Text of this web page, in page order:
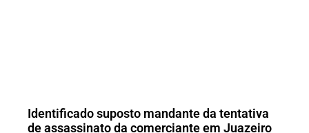
Identificado suposto mandante da tentativa
de assassinato da comerciante em Juazeiro